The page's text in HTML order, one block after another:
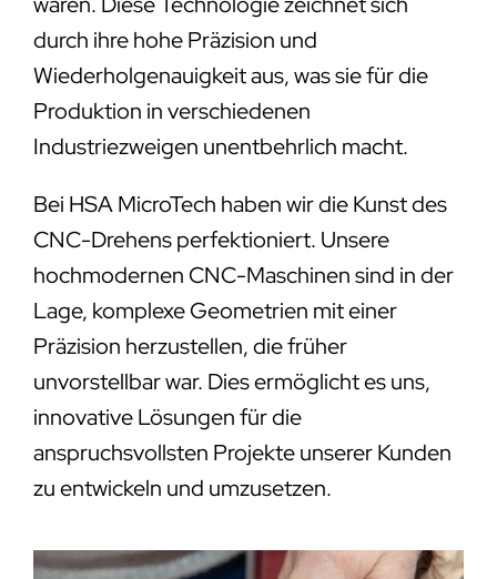
durch ihre hohe Präzision und
Wiederholgenauigkeit aus, was sie für die
Produktion in verschiedenen
Industriezweigen unentbehrlich macht.
Bei HSA MicroTech haben wir die Kunst des
CNC-Drehens perfektioniert. Unsere
hochmodernen CNC-Maschinen sind in der
Lage, komplexe Geometrien mit einer
Präzision herzustellen, die früher
unvorstellbar war. Dies ermöglicht es uns,
innovative Lösungen für die
anspruchsvollsten Projekte unserer Kunden
zu entwickeln und umzusetzen.